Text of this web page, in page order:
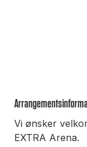
Vi ønsker
EXTRA Arena.